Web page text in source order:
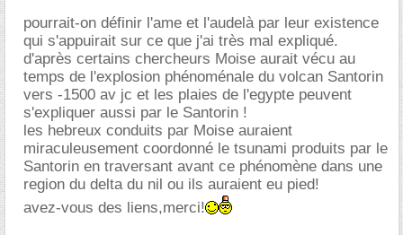
pourrait-on définir l'ame et l'audelà par leur existence
qui s'appuirait sur ce que j'ai très mal expliqué.
d'après certains chercheurs Moise aurait vécu au
temps de l'explosion phénoménale du volcan Santorin
vers -1500 av jc et les plaies de l'egypte peuvent
s'expliquer aussi par le Santorin !
les hebreux conduits par Moise auraient
miraculeusement coordonné le tsunami produits par le
Santorin en traversant avant ce phénomène dans une
region du delta du nil ou ils auraient eu pied!
avez-vous des liens,merci!